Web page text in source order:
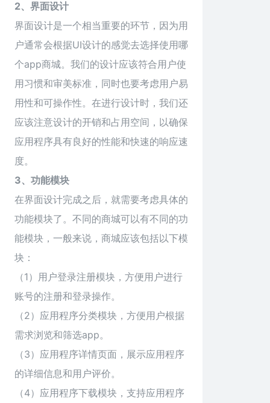
2、界面设计
界面设计是一个相当重要的环节，因为用
户通常会根据UI设计的感觉去选择使用哪
个app商城。我们的设计应该符合用户使
用习惯和审美标准，同时也要考虑用户易
用性和可操作性。在进行设计时，我们还
应该注意设计的开销和占用空间，以确保
应用程序具有良好的性能和快速的响应速
度。
3、功能模块
在界面设计完成之后，就需要考虑具体的
功能模块了。不同的商城可以有不同的功
能模块，一般来说，商城应该包括以下模
块：
（1）用户登录注册模块，方便用户进行
账号的注册和登录操作。
（2）应用程序分类模块，方便用户根据
需求浏览和筛选app。
（3）应用程序详情页面，展示应用程序
的详细信息和用户评价。
（4）应用程序下载模块，支持应用程序